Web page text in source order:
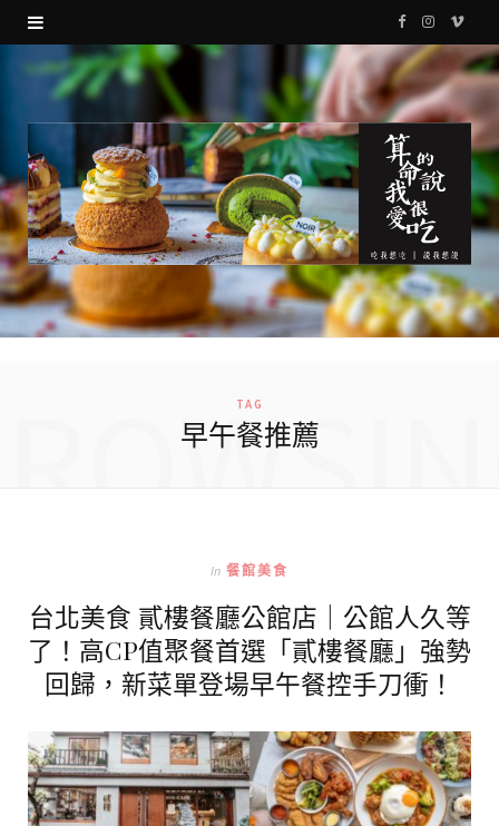
F
a
c
e
b
o
k
I
s
g
r
a
V
i
TAG
早午餐推薦
In 餐館美食
台北美食 貳樓餐廳公館店｜公館人久等
了！高CP值聚餐首選「貳樓餐廳」強勢
回歸，新菜單登場早午餐控手刀衝！